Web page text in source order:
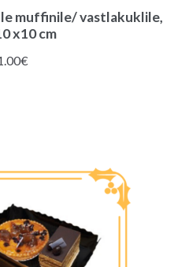
muffinile/ vastlakuklile,
x10 cm
€